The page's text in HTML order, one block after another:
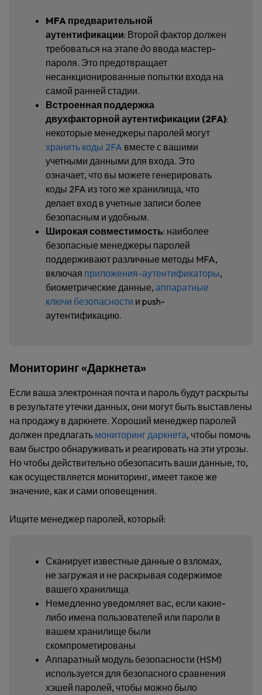
MFA предварительной
аутентификации: Второй фактор должен
требоваться на этапе до ввода мастер-
пароля. Это предотвращает
несанкционированные попытки входа на
самой ранней стадии.
Встроенная поддержка
двухфакторной аутентификации (2FA):
некоторые менеджеры паролей могут
хранить коды 2FA вместе с вашими
учетными данными для входа. Это
означает, что вы можете генерировать
коды 2FA из того же хранилища, что
делает вход в учетные записи более
безопасным и удобным.
Широкая совместимость: наиболее
безопасные менеджеры паролей
поддерживают различные методы MFA,
включая приложения-аутентификаторы,
биометрические данные, аппаратные
ключи безопасности и push-
аутентификацию.
Мониторинг «Даркнета»
Если ваша электронная почта и пароль будут раскрыты
в результате утечки данных, они могут быть выставлены
на продажу в даркнете. Хороший менеджер паролей
должен предлагать мониторинг даркнета, чтобы помочь
вам быстро обнаруживать и реагировать на эти угрозы.
Но чтобы действительно обезопасить ваши данные, то,
как осуществляется мониторинг, имеет такое же
значение, как и сами оповещения.
Ищите менеджер паролей, который:
Сканирует известные данные о взломах,
не загружая и не раскрывая содержимое
вашего хранилища
Немедленно уведомляет вас, если какие-
либо имена пользователей или пароли в
вашем хранилище были
скомпрометированы
Аппаратный модуль безопасности (HSM)
используется для безопасного сравнения
хэшей паролей, чтобы можно было